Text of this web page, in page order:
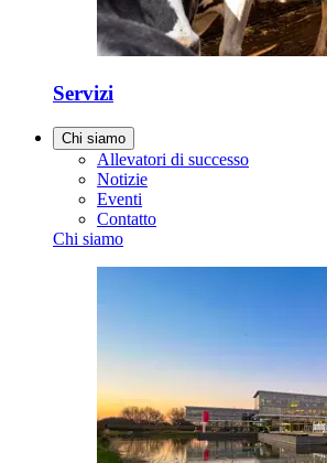
Servizi
Chi siamo
Allevatori di successo
Notizie
Eventi
Contatto
Chi siamo